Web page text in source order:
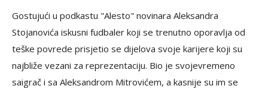
Gostujući u podkastu "Alesto" novinara Aleksandra
Stojanovića iskusni fudbaler koji se trenutno oporavlja od
teške povrede prisjetio se dijelova svoje karijere koji su
najbliže vezani za reprezentaciju. Bio je svojevremeno
saigrač i sa Aleksandrom Mitrovićem, a kasnije su im se